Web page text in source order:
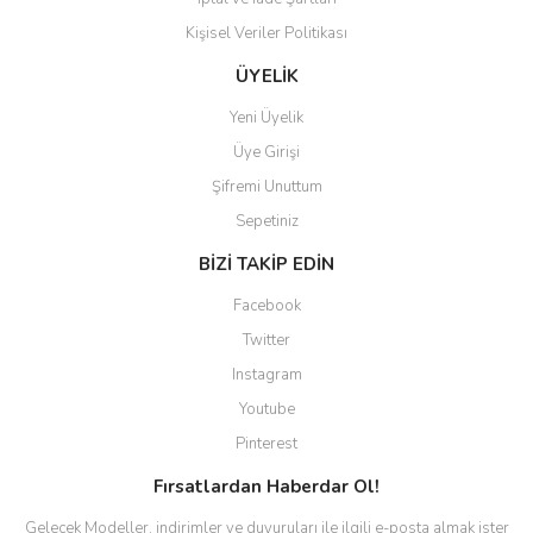
Gönder
Kişisel Veriler Politikası
ÜYELİK
Yeni Üyelik
Üye Girişi
Şifremi Unuttum
Sepetiniz
BİZİ TAKİP EDİN
Facebook
Twitter
Instagram
Youtube
Pinterest
Fırsatlardan Haberdar Ol!
Gelecek Modeller, indirimler ve duyuruları ile ilgili e-posta almak ister